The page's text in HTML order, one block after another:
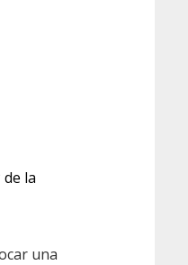
la
una